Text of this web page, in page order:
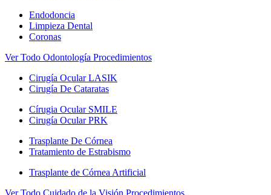
Endodoncia
Limpieza Dental
Coronas
Ver Todo Odontología Procedimientos
Cirugía Ocular LASIK
Cirugía De Cataratas
Círugia Ocular SMILE
Cirugía Ocular PRK
Trasplante De Córnea
Tratamiento de Estrabismo
Trasplante de Córnea Artificial
Ver Todo Cuidado de la Visión Procedimientos